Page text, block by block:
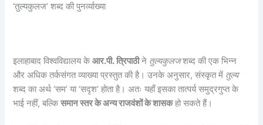
‘तुल्यकुलज’ शब्द की पुनर्व्याख्या
इलाहाबाद विश्वविद्यालय केआर.पी. त्रिपाठीने तुल्यकुलजशब्द की एक भिन्न
और अधिक तर्कसंगत व्याख्या प्रस्तुत की है। उनके अनुसार, संस्कृत में तुल्य
शब्द का अर्थ ‘सम’ या ‘सदृश’ होता है। अतः यहाँ इसका तात्पर्य समुद्रगुप्त के
भाई नहीं, बल्किसमान स्तर के अन्य राजवंशों के शासकहो सकते हैं।